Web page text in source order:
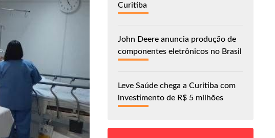
Curitiba
John Deere anuncia produção de
componentes eletrônicos no Brasil
Leve Saúde chega a Curitiba com
investimento de R$ 5 milhões